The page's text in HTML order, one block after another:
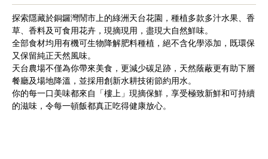
探索隱藏於銅鑼灣鬧市上的綠洲天台花園，種植多款多汁水果、香
草、香料及可食用花卉，現摘現用，盡現大自然鮮味。
全部食材均用有機可生物降解肥料種植，絕不含化學添加，既環保
又保留純正天然風味。
天台農場不僅為你帶來美食，更減少碳足跡，天然蔭蔽更有助下層
餐廳及場地降溫，並採用創新水耕技術節約用水。
你的每一口美味都來自「樓上」現摘保鮮，享受極致新鮮和可持續
的滋味，令每一頓飯都真正吃得健康放心。